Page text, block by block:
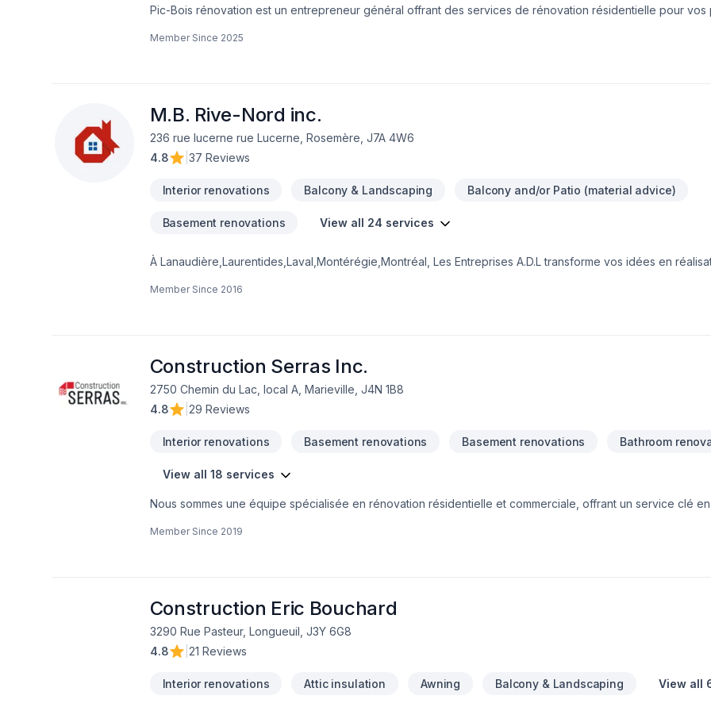
Pic-Bois rénovation est un entrepreneur général offrant des services de rénovation résidentielle pour vos
environs.Appelez-nous pour une estimation sans frais et sans engagement.
Member Since 2025
M.B. Rive-Nord inc.
236 rue lucerne rue Lucerne, Rosemère, J7A 4W6
4.8
37 Reviews
Interior renovations Balcony & Landscaping Balcony and/or Patio (material advice)
Basement renovations View all 24 services
À Lanaudière,Laurentides,Laval,Montérégie,Montréal, Les Entreprises A.D.L transforme vos idées en
Garage, Gypse, Insonorisation, Patio, Peinture, Plancher, Revêtement extérieur, Salle de bain, Sous-sol,
Member Since 2016
Construction Serras Inc.
2750 Chemin du Lac, local A, Marieville, J4N 1B8
4.8
29 Reviews
Interior renovations Basement renovations Basement renovations Bathroom
View all 18 services
Nous sommes une équipe spécialisée en rénovation résidentielle et commerciale, offrant un service clé
Member Since 2019
Construction Eric Bouchard
3290 Rue Pasteur, Longueuil, J3Y 6G8
4.8
21 Reviews
Interior renovations Attic insulation Awning Balcony & Landscaping View all